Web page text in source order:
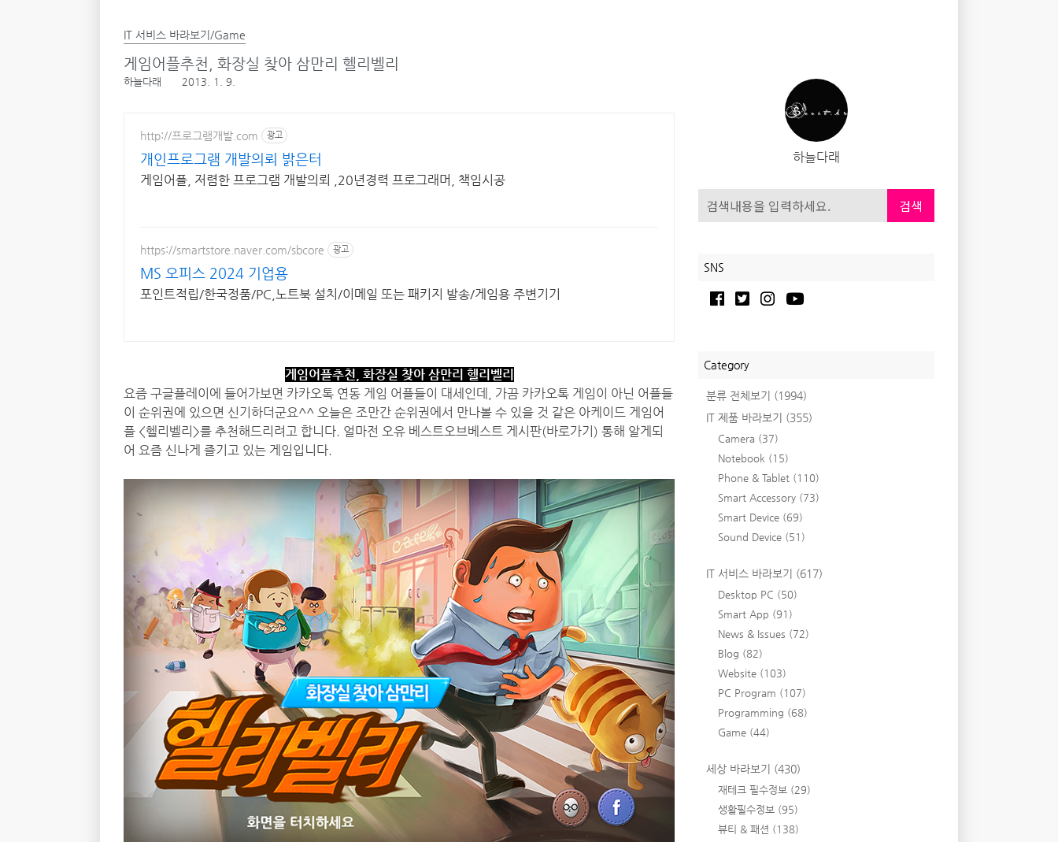
하늘다래
검색
SNS
Category
분류 전체보기 (1994)
IT 제품 바라보기 (355)
Camera (37)
Notebook (15)
Phone & Tablet (110)
Smart Accessory (73)
Smart Device (69)
Sound Device (51)
IT 서비스 바라보기 (617)
Desktop PC (50)
Smart App (91)
News & Issues (72)
Blog (82)
Website (103)
PC Program (107)
Programming (68)
Game (44)
세상 바라보기 (430)
재테크 필수정보 (29)
생활필수정보 (95)
뷰티 & 패션 (138)
IT 서비스 바라보기/Game
게임어플추천, 화장실 찾아 삼만리 헬리벨리
하늘다래 2013. 1. 9.
http://프로그램개발.com 광고
개인프로그램 개발의뢰 밝은터
게임어플, 저렴한 프로그램 개발의뢰 ,20년경력 프로그래머, 책임시공
https://smartstore.naver.com/sbcore 광고
MS 오피스 2024 기업용
포인트적립/한국정품/PC,노트북 설치/이메일 또는 패키지 발송/게임용 주변기기
게임어플추천, 화장실 찾아 삼만리 헬리벨리
요즘 구글플레이에 들어가보면 카카오톡 연동 게임 어플들이 대세인데, 가끔 카카오톡 게임이 아닌 어플들
이 순위권에 있으면 신기하더군요^^ 오늘은 조만간 순위권에서 만나볼 수 있을 것 같은 아케이드 게임어
플 <헬리벨리>를 추천해드리려고 합니다. 얼마전 오유 베스트오브베스트 게시판(바로가기 ) 통해 알게되
어 요즘 신나게 즐기고 있는 게임입니다.